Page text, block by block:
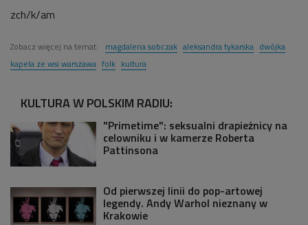
zch/k/am
Zobacz więcej na temat: magdalena sobczak aleksandra tykarska dwójka
kapela ze wsi warszawa folk kultura
KULTURA W POLSKIM RADIU:
"Primetime": seksualni drapieżnicy na
celowniku i w kamerze Roberta
Pattinsona
Od pierwszej linii do pop-artowej
legendy. Andy Warhol nieznany w
Krakowie